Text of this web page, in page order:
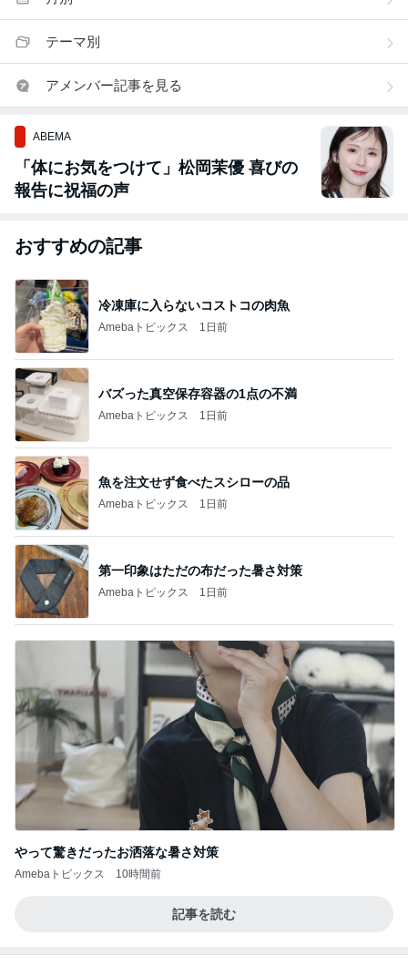
テーマ別
アメンバー記事を見る
ABEMA
「体にお気をつけて」松岡茉優 喜びの
報告に祝福の声
おすすめの記事
冷凍庫に入らないコストコの肉魚
Amebaトピックス 1日前
バズった真空保存容器の1点の不満
Amebaトピックス 1日前
魚を注文せず食べたスシローの品
Amebaトピックス 1日前
第一印象はただの布だった暑さ対策
Amebaトピックス 1日前
やって驚きだったお洒落な暑さ対策
Amebaトピックス 10時間前
記事を読む